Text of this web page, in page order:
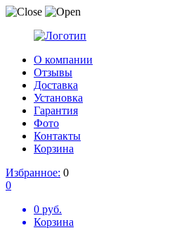
О компании
Отзывы
Доставка
Установка
Гарантия
Фото
Контакты
Корзина
Избранное: 0
0
0 руб.
Корзина